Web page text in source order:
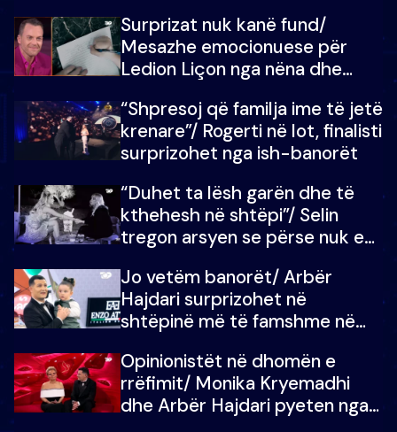
mungojë zilja e mëngjesit kur…
Surprizat nuk kanë fund/
Mesazhe emocionuese për
Ledion Liçon nga nëna dhe
mban dot lotët: Nuk meritoj…
“Shpresoj që familja ime të jetë
krenare”/ Rogerti në lot, finalisti
surprizohet nga ish-banorët
“Duhet ta lësh garën dhe të
kthehesh në shtëpi”/ Selin
tregon arsyen se përse nuk e
çoja luftën time deri në fund
Jo vetëm banorët/ Arbër
Hajdari surprizohet në
shtëpinë më të famshme në
vajzën e tij
Opinionistët në dhomën e
rrëfimit/ Monika Kryemadhi
dhe Arbër Hajdari pyeten nga